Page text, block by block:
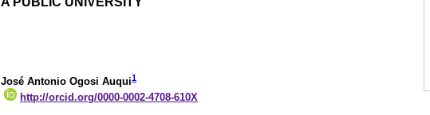
José Antonio Ogosi Auqui1
http://orcid.org/0000-0002-4708-610X